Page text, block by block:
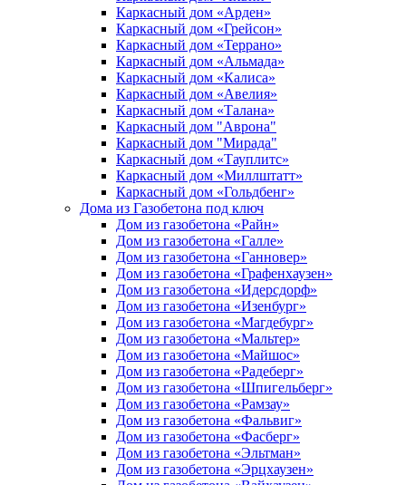
Каркасный дом «Арден»
Каркасный дом «Грейсон»
Каркасный дом «Террано»
Каркасный дом «Альмада»
Каркасный дом «Калиса»
Каркасный дом «Авелия»
Каркасный дом «Талана»
Каркасный дом "Аврона"
Каркасный дом "Мирада"
Каркасный дом «Тауплитс»
Каркасный дом «Миллштатт»
Каркасный дом «Гольдбенг»
Дома из Газобетона под ключ
Дом из газобетона «Райн»
Дом из газобетона «Галле»
Дом из газобетона «Ганновер»
Дом из газобетона «Графенхаузен»
Дом из газобетона «Идерсдорф»
Дом из газобетона «Изенбург»
Дом из газобетона «Магдебург»
Дом из газобетона «Мальтер»
Дом из газобетона «Майшос»
Дом из газобетона «Радеберг»
Дом из газобетона «Шпигельберг»
Дом из газобетона «Рамзау»
Дом из газобетона «Фальвиг»
Дом из газобетона «Фасберг»
Дом из газобетона «Эльтман»
Дом из газобетона «Эрцхаузен»